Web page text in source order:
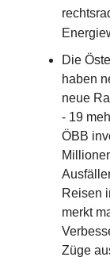
Die
haben
neue
- 19
ÖBB
Reisen
merkt
Züge